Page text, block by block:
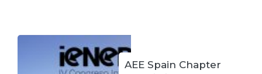
AEE Spain Chapter